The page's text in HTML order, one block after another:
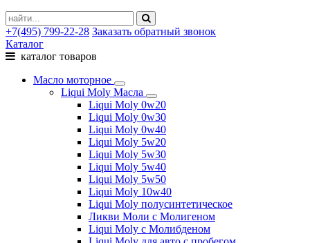
+7(495) 799-22-28 Заказать обратный звонок
Каталог
каталог товаров
Масло моторное
Liqui Moly Масла
Liqui Moly 0w20
Liqui Moly 0w30
Liqui Moly 0w40
Liqui Moly 5w20
Liqui Moly 5w30
Liqui Moly 5w40
Liqui Moly 5w50
Liqui Moly 10w40
Liqui Moly полусинтетическое
Ликви Моли с Молигеном
Liqui Moly с Молибденом